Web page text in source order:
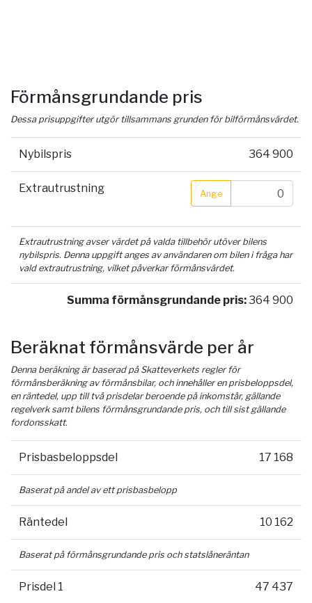
Förmånsgrundande pris
Dessa prisuppgifter utgör tillsammans grunden för bilförmånsvärdet.
Nybilspris 364 900
Extrautrustning Ange
Extrautrustning avser värdet på valda tillbehör utöver bilens
nybilspris. Denna uppgift anges av användaren om bilen i fråga har
vald extrautrustning, vilket påverkar förmånsvärdet.
Summa förmånsgrundande pris:364 900
Beräknat förmånsvärde per år
Denna beräkning är baserad på Skatteverkets regler för
förmånsberäkning av förmånsbilar, och innehåller en prisbeloppsdel,
en räntedel, upp till två prisdelar beroende på inkomstår, gällande
regelverk samt bilens förmånsgrundande pris, och till sist gällande
fordonsskatt.
Prisbasbeloppsdel 17 168
Baserat på andel av ett prisbasbelopp
Räntedel 10 162
Baserat på förmånsgrundande pris och statslåneräntan
Prisdel 1 47 437